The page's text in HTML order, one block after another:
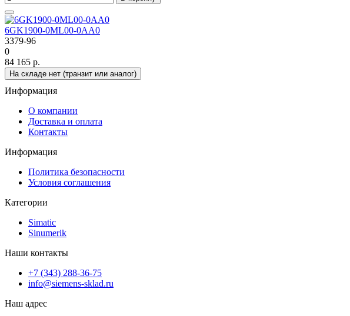
6GK1900-0ML00-0AA0
3379-96
0
84 165 р.
На складе нет (транзит или аналог)
Информация
О компании
Доставка и оплата
Контакты
Информация
Политика безопасности
Условия соглашения
Категории
Simatic
Sinumerik
Наши контакты
+7 (343) 288-36-75
info@siemens-sklad.ru
Наш адрес